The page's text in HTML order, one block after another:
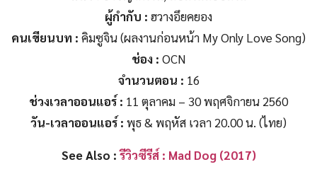
ผู้กำกับ : ฮวางอึยคยอง
คนเขียนบท : คิมซูจิน (ผลงานก่อนหน้า My Only Love Song)
ช่อง : OCN
จำนวนตอน : 16
ช่วงเวลาออนแอร์ : 11 ตุลาคม – 30 พฤศจิกายน 2560
วัน-เวลาออนแอร์ : พุธ & พฤหัส เวลา 20.00 น. (ไทย)
See Also :รีวิวซีรีส์ : Mad Dog (2017)